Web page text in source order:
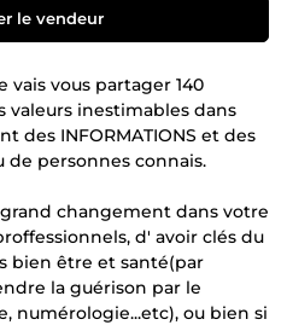
le vendeur
vais vous partager 140
valeurs inestimables dans
des INFORMATIONS et des
de personnes connais.
changement dans votre
d' avoir clés du
bien être et santé(par
la guérison par le
numérologie...etc), ou bien si